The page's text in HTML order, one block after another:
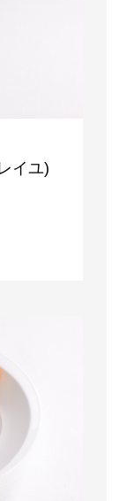
イユ)